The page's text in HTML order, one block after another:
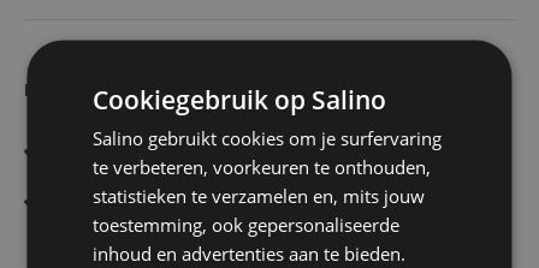
LEVERGEBIEDEN
Limburg (NL)
Binnen een straal van 36km rond Voerendaal.
Cookiegebruik op Salino
Salino gebruikt cookies om je surfervaring
te verbeteren, voorkeuren te onthouden,
statistieken te verzamelen en, mits jouw
toestemming, ook gepersonaliseerde
inhoud en advertenties aan te bieden.